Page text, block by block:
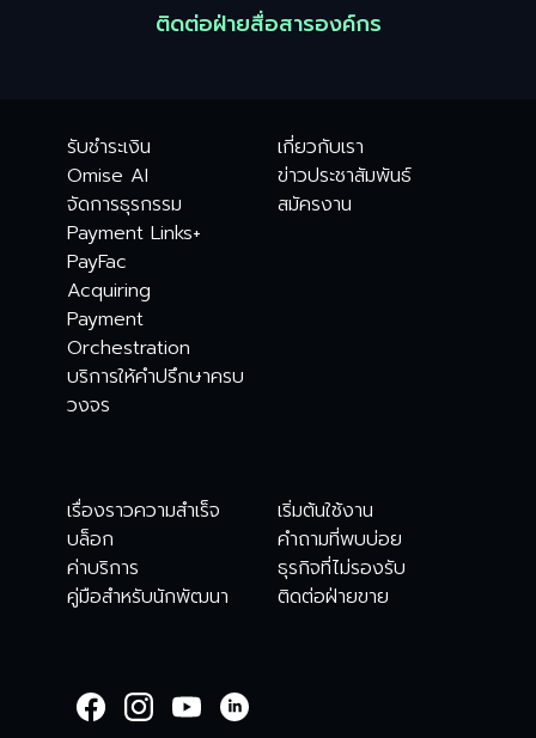
ติดต่อฝ่ายสื่อสารองค์กร
รับชำระเงิน
Omise AI
จัดการธุรกรรม
Payment Links+
PayFac
Acquiring
Payment
Orchestration
บริการให้คำปรึกษาครบ
วงจร
เกี่ยวกับเรา
ข่าวประชาสัมพันธ์
สมัครงาน
เรื่องราวความสำเร็จ
บล็อก
ค่าบริการ
คู่มือสำหรับนักพัฒนา
เริ่มต้นใช้งาน
คำถามที่พบบ่อย
ธุรกิจที่ไม่รองรับ
ติดต่อฝ่ายขาย